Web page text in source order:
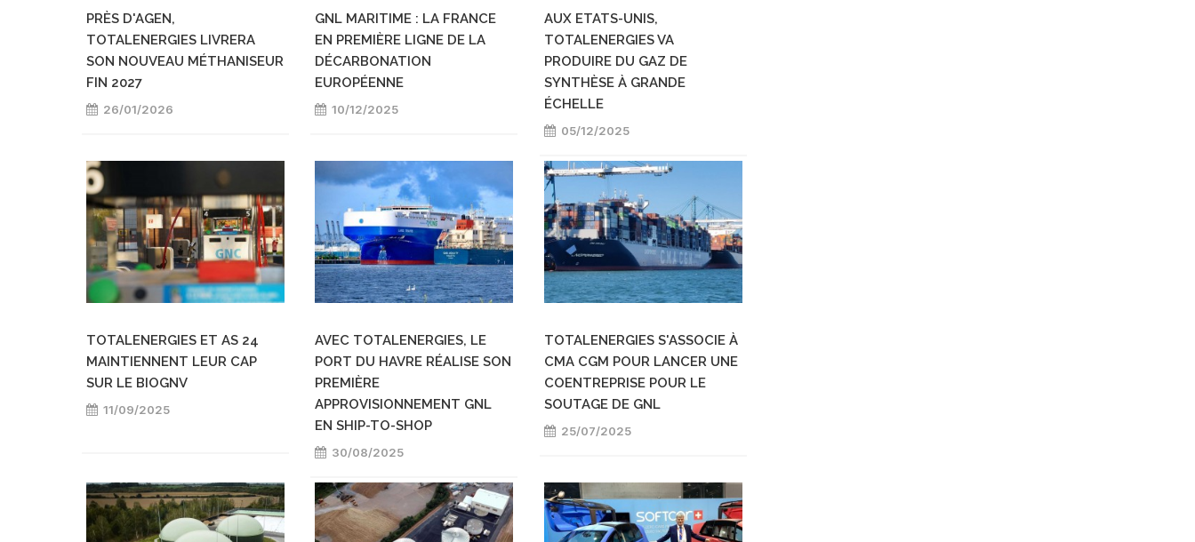
PRÈS D'AGEN,
TOTALENERGIES LIVRERA
SON NOUVEAU MÉTHANISEUR
FIN 2027
26/01/2026
GNL MARITIME : LA FRANCE
EN PREMIÈRE LIGNE DE LA
DÉCARBONATION
EUROPÉENNE
10/12/2025
AUX ETATS-UNIS,
TOTALENERGIES VA
PRODUIRE DU GAZ DE
SYNTHÈSE À GRANDE
ÉCHELLE
05/12/2025
TOTALENERGIES ET AS 24
MAINTIENNENT LEUR CAP
SUR LE BIOGNV
11/09/2025
AVEC TOTALENERGIES, LE
PORT DU HAVRE RÉALISE SON
PREMIÈRE
APPROVISIONNEMENT GNL
EN SHIP-TO-SHOP
30/08/2025
TOTALENERGIES S'ASSOCIE À
CMA CGM POUR LANCER UNE
COENTREPRISE POUR LE
SOUTAGE DE GNL
25/07/2025